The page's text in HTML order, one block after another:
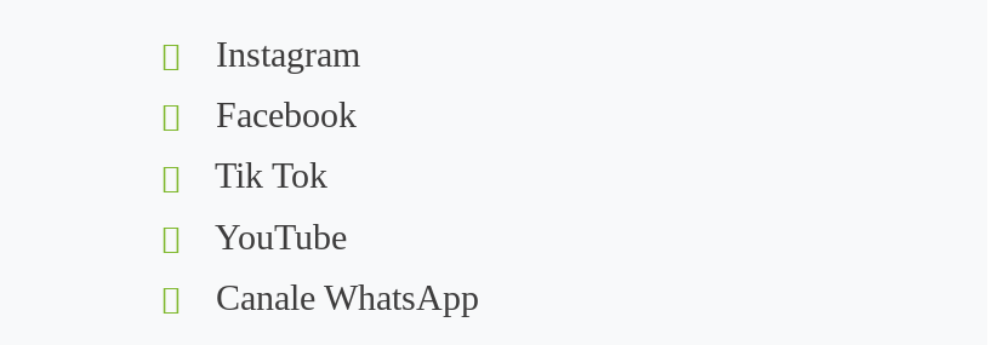
Instagram
Facebook
Tik Tok
YouTube
Canale WhatsApp